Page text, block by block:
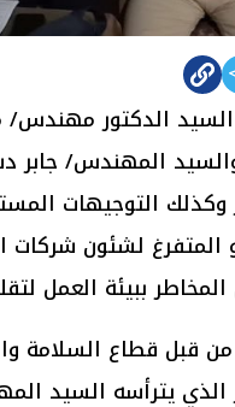
الدكتور مهندس/
والسيد المهندس/
وكذلك التوجيهات
لشئون شركات
ببيئة العمل
قبل قطاع السلامة
الذي يترأسه السيد